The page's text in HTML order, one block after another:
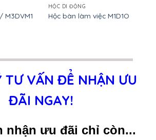
M3DVM1
HỘC DI ĐỘNG
Hộc bàn làm việc M1D1O
TƯ VẤN ĐỂ NHẬN ƯU
ĐÃI NGAY!
nhận ưu đãi chỉ còn...